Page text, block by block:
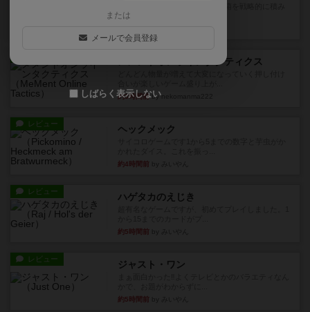
重ねて在庫を最大化し、競合...
メメントオンラインタクティクス
約3時間前by nekomanma222
レビュー ヘックメック
約4時間前
レビュー ハゲタカのえじき
約5時間前
レビュー ジャスト・ワン
約5時間前
または
メールで会員登録
しばらく表示しない